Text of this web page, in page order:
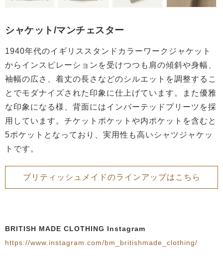
シャケット/マンチェスター
1940年代のイギリススタンドカラーワークジャケット
からインスピレーションを受けつつも肩の傾斜や身幅、
袖幅の広さ、着丈の長さなどのシルエットを調整するこ
とでモダナイズされた印象に仕上げています。また優雅
な印象になる様、背面にはインバーテッドプリーツを採
用しています。チケットポケットや内ポケットを含むと
5ポケットとなっており、実用性も高いシャツジャケッ
トです。
ブリティッシュメイドのラインアップはこちら
BRITISH MADE CLOTHING Instagram
https://www.instagram.com/bm_britishmade_clothing/